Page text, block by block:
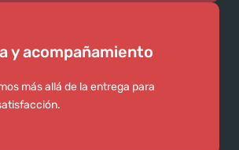
y acompañamiento
más allá de la entrega para